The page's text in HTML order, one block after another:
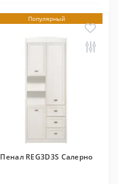
Популярный
Пенал REG3D3S Салерно